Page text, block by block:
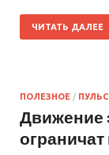
ЧИТАТЬ ДАЛЕЕ
ПОЛЕЗНОЕ / ПУЛЬС
Движение